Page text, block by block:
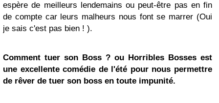
espère de meilleurs lendemains ou peut-être pas en fin
de compte car leurs malheurs nous font se marrer (Oui
je sais c'est pas bien ! ).
Comment tuer son Boss ? ou Horribles Bosses est
une excellente comédie de l'été pour nous permettre
de rêver de tuer son boss en toute impunité.